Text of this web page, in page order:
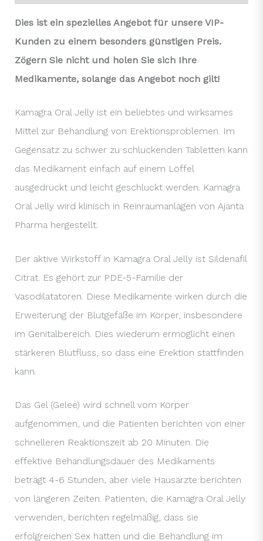
Dies ist ein spezielles Angebot für unsere VIP-
Kunden zu einem besonders günstigen Preis.
Zögern Sie nicht und holen Sie sich Ihre
Medikamente, solange das Angebot noch gilt!
Kamagra Oral Jelly ist ein beliebtes und wirksames
Mittel zur Behandlung von Erektionsproblemen. Im
Gegensatz zu schwer zu schluckenden Tabletten kann
das Medikament einfach auf einem Löffel
ausgedrückt und leicht geschluckt werden. Kamagra
Oral Jelly wird klinisch in Reinraumanlagen von Ajanta
Pharma hergestellt.
Der aktive Wirkstoff in Kamagra Oral Jelly ist Sildenafil
Citrat. Es gehört zur PDE-5-Familie der
Vasodilatatoren. Diese Medikamente wirken durch die
Erweiterung der Blutgefäße im Körper, insbesondere
im Genitalbereich. Dies wiederum ermöglicht einen
stärkeren Blutfluss, so dass eine Erektion stattfinden
kann.
Das Gel (Gelee) wird schnell vom Körper
aufgenommen, und die Patienten berichten von einer
schnelleren Reaktionszeit ab 20 Minuten. Die
effektive Behandlungsdauer des Medikaments
beträgt 4-6 Stunden, aber viele Hausärzte berichten
von längeren Zeiten. Patienten, die Kamagra Oral Jelly
verwenden, berichten regelmäßig, dass sie
erfolgreichen Sex hatten und die Behandlung im